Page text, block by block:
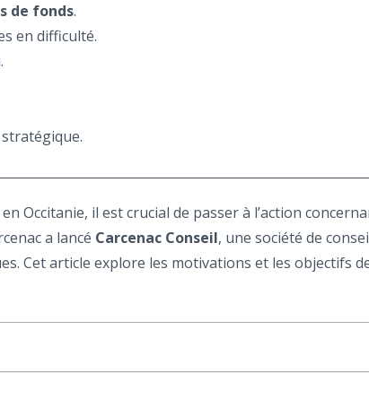
de fonds.
en difficulté.
en Occitanie, il est crucial de passer à l’action
a lancé Carcenac Conseil, une société de
Cet article explore les motivations et les objectifs